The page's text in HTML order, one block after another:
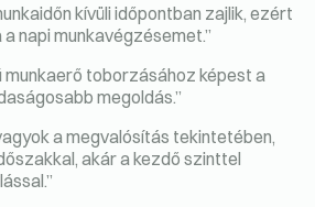
kívüli időpontban zajlik, ezért
napi munkavégzésemet.”
munkaerő toborzásához képest a
megoldás.”
a megvalósítás tekintetében,
akár a kezdő szinttel